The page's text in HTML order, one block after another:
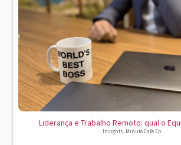
Liderança e Trabalho Remoto: qual o
Insights, Minuto Café Ep.